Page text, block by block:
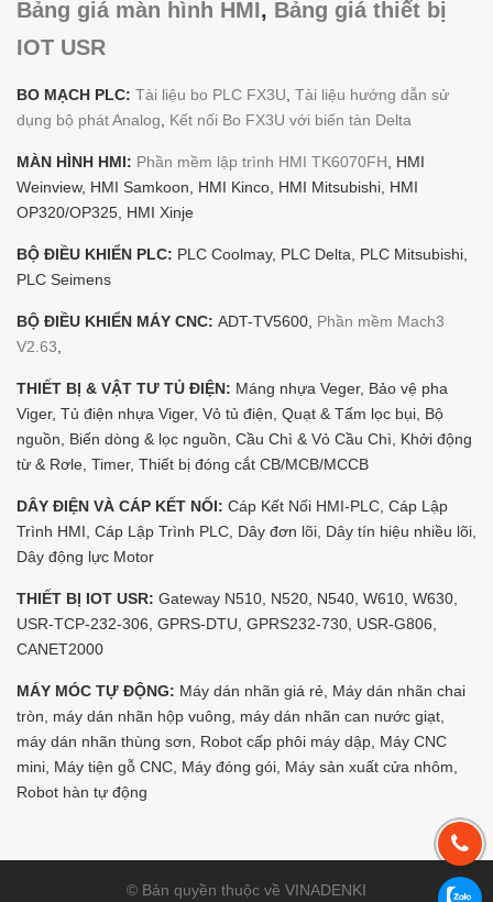
Bảng giá màn hình HMI, Bảng giá thiết bị
IOT USR
BO MẠCH PLC: Tài liệu bo PLC FX3U Tài liệu hướng dẫn sử
dụng bộ phát Analog
Kết nối Bo FX3U với biến tàn Delta
MÀN HÌNH HMI: Phần mềm lập trình HMI TK6070FH , HMI
Weinview, HMI Samkoon, HMI Kinco, HMI Mitsubishi, HMI
OP320/OP325, HMI Xinje
BỘ ĐIỀU KHIỂN PLC: PLC Coolmay, PLC Delta, PLC Mitsubishi,
PLC Seimens
BỘ ĐIỀU KHIỂN MÁY CNC: ADT-TV5600, Phần mềm Mach3
V2.63
THIẾT BỊ & VẬT TƯ TỦ ĐIỆN: Máng nhựa Veger, Bảo vệ pha
Viger, Tủ điện nhựa Viger, Vỏ tủ điện, Quạt & Tấm lọc bụi, Bộ
nguồn, Biến dòng & lọc nguồn, Cầu Chì & Vỏ Cầu Chì, Khởi động
từ & Rơle, Timer, Thiết bị đóng cắt CB/MCB/MCCB
DÂY ĐIỆN VÀ CÁP KẾT NỐI: Cáp Kết Nối HMI-PLC, Cáp Lập
Trình HMI, Cáp Lập Trình PLC, Dây đơn lõi, Dây tín hiệu nhiều lõi,
Dây động lực Motor
THIẾT BỊ IOT USR: Gateway N510, N520, N540, W610, W630,
USR-TCP-232-306, GPRS-DTU, GPRS232-730, USR-G806,
CANET2000
MÁY MÓC TỰ ĐỘNG: Máy dán nhãn giá rẻ, Máy dán nhãn chai
tròn, máy dán nhãn hộp vuông, máy dán nhãn can nước giạt,
máy dán nhãn thùng sơn, Robot cấp phôi máy dập, Máy CNC
mini, Máy tiện gỗ CNC, Máy đóng gói, Máy sản xuất cửa nhôm,
Robot hàn tự động
© Bản quyền thuộc về VINADENKI